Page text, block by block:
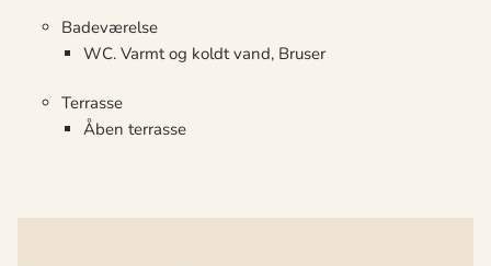
Badeværelse
WC. Varmt og koldt vand, Bruser
Terrasse
Åben terrasse